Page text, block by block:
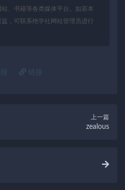
、书籍等各类媒体平台。如若本
，可联系绝学社网站管理员进行
链接
上一篇
zealous